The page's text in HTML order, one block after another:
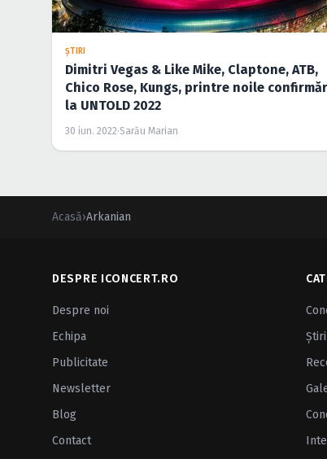
ŞTIRI
Dimitri Vegas & Like Mike, Claptone, ATB,
Chico Rose, Kungs, printre noile
la UNTOLD 2022
30 iun. 2022·Sarău Marian
Acasă›Arkanian
DESPRE ICONCERT.RO
Despre noi
Echipa
Publicitate
Newsletter
Blog
Contact
Ştiri